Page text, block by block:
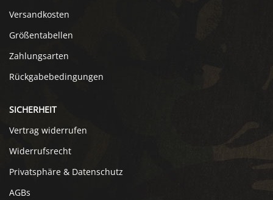
Versandkosten
Größentabellen
Zahlungsarten
Rückgabebedingungen
SICHERHEIT
Vertrag widerrufen
Widerrufsrecht
Privatsphäre & Datenschutz
AGBs